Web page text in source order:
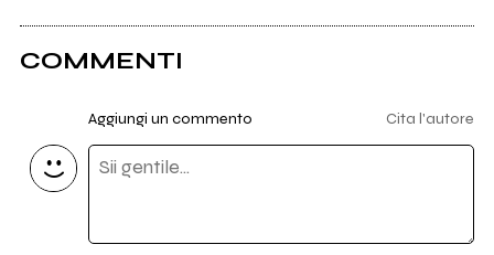
COMMENTI
Aggiungi un commento Cita l'autore